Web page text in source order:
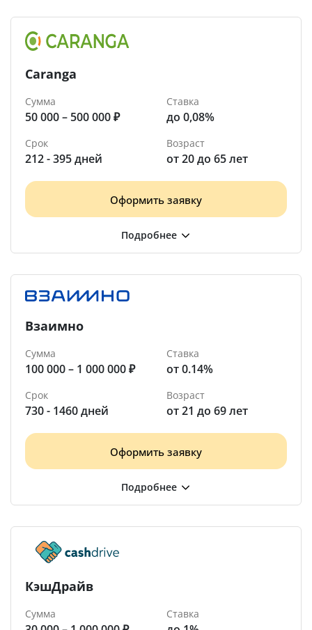
Caranga
Сумма
50 000 – 500 000 ₽
Ставка
до 0,08%
Срок
212 - 395 дней
Возраст
от 20 до 65 лет
Оформить заявку
Взаимно
Сумма
100 000 – 1 000 000 ₽
Ставка
от 0.14%
Срок
730 - 1460 дней
Возраст
от 21 до 69 лет
Оформить заявку
КэшДрайв
Сумма Ставка